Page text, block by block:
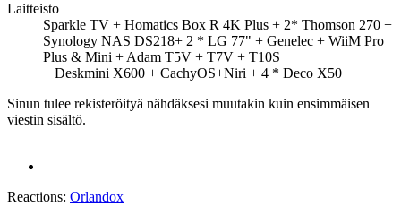
Laitteisto
Sparkle TV + Homatics Box R 4K Plus + 2* Thomson 270 +
Synology NAS DS218+ 2 * LG 77" + Genelec + WiiM Pro
Plus & Mini + Adam T5V + T7V + T10S
+ Deskmini X600 + CachyOS+Niri + 4 * Deco X50
Sinun tulee rekisteröityä nähdäksesi muutakin kuin ensimmäisen
viestin sisältö.
Reactions: Orlandox